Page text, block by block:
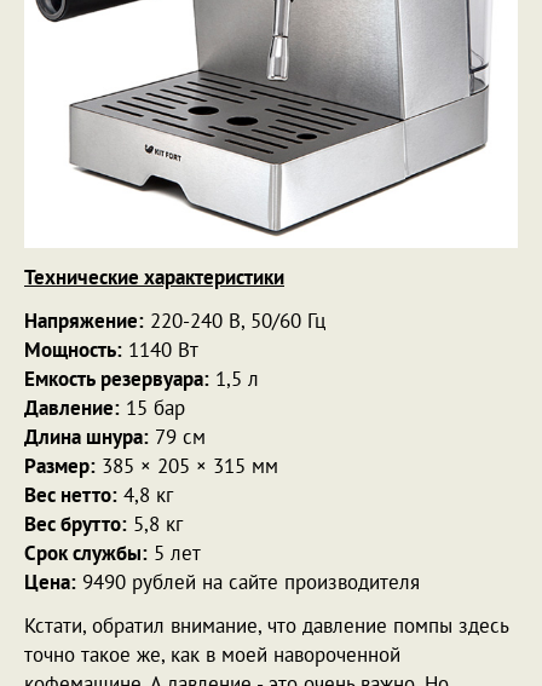
Технические характеристики
Напряжение: 220-240 В, 50/60 Гц
Мощность: 1140 Вт
Емкость резервуара: 1,5 л
Давление: 15 бар
Длина шнура: 79 см
Размер: 385 × 205 × 315 мм
Вес нетто: 4,8 кг
Вес брутто: 5,8 кг
Срок службы: 5 лет
Цена: 9490 рублей на сайте производителя
Кстати, обратил внимание, что давление помпы здесь
точно такое же, как в моей навороченной